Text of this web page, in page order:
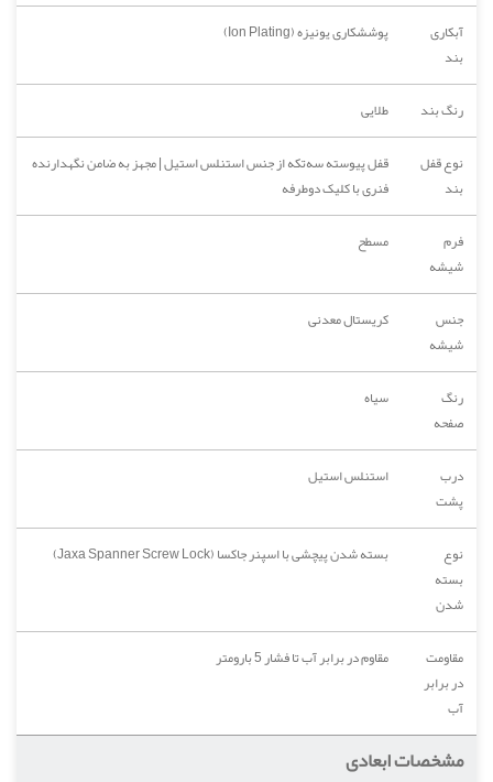
آبکاری
بند
پوششکاری یونیزه (Ion Plating)
رنگ بند
طلایی
نوع قفل
بند
قفل پیوسته سه‌تکه از جنس استنلس استیل | مجهز به ضامن نگهدارنده
فنری با کلیک دوطرفه
فرم
شیشه
مسطح
جنس
شیشه
کریستال معدنی
رنگ
صفحه
سیاه
درب
پشت
استنلس استیل
نوع
بسته
شدن
بسته شدن پیچشی با اسپنر جاکسا (Jaxa Spanner Screw Lock)
مقاومت
در برابر
آب
مقاوم در برابر آب تا فشار 5 بارومتر
مشخصات ابعادی